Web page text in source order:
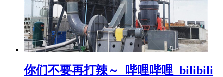
你们不要再打辣～_哔哩哔哩_bilibili